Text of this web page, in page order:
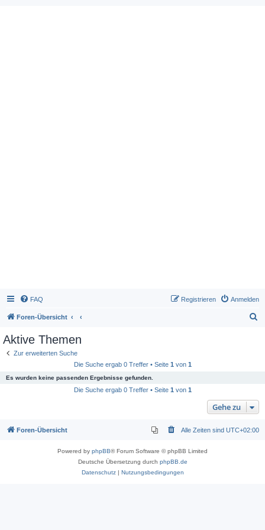
FAQ Anmelden
Registrieren
Foren-Übersicht
Aktive Themen
Zur erweiterten Suche
Die Suche ergab 0 Treffer • Seite 1 von 1
Es wurden keine passenden Ergebnisse gefunden.
Die Suche ergab 0 Treffer • Seite 1 von 1
Gehe zu
Foren-Übersicht Alle Zeiten sind UTC+02:00
Powered by phpBB® Forum Software © phpBB Limited
Deutsche Übersetzung durch phpBB.de
Datenschutz| Nutzungsbedingungen